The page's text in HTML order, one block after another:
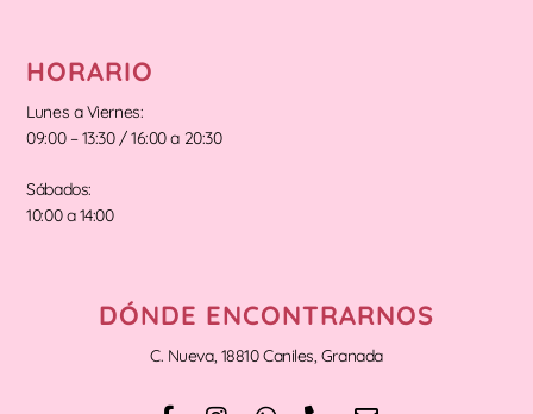
HORARIO
Lunes a Viernes:
09:00 – 13:30 / 16:00 a 20:30
Sábados:
10:00 a 14:00
DÓNDE ENCONTRARNOS
C. Nueva, 18810 Caniles, Granada